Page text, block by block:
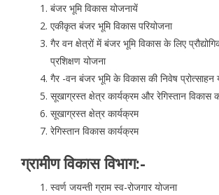
बंजर भूमि विकास योजनायें
एकीकृत बंजर भूमि विकास परियोजना
गैर वन क्षेत्रों में बंजर भूमि विकास के लिए
प्रशिक्षण योजना
गैर -वन बंजर भूमि के विकास की निवेष प्रोत्साहन
सूखाग्रस्त क्षेत्र कार्यक्रम और रेगिस्तान विकास
सूखाग्रस्त क्षेत्र कार्यक्रम
रेगिस्तान विकास कार्यक्रम
ग्रामीण विकास विभाग:-
स्वर्ण जयन्ती ग्राम स्व-रोजगार योजना